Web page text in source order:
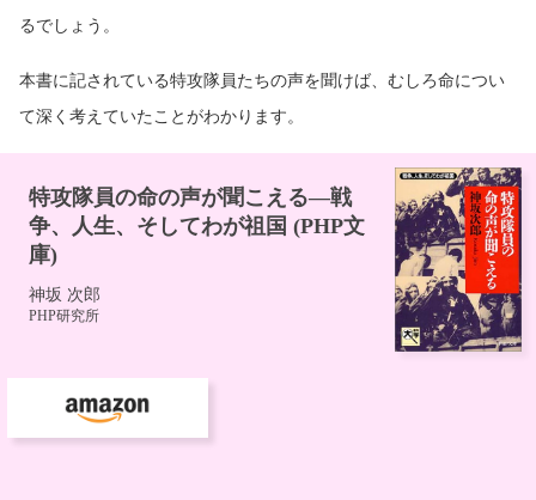
るでしょう。
本書に記されている特攻隊員たちの声を聞けば、むしろ命につい
て深く考えていたことがわかります。